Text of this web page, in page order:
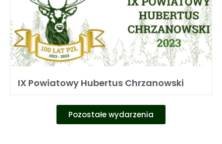
IX Powiatowy Hubertus Chrzanowski
Pozostałe wydarzenia